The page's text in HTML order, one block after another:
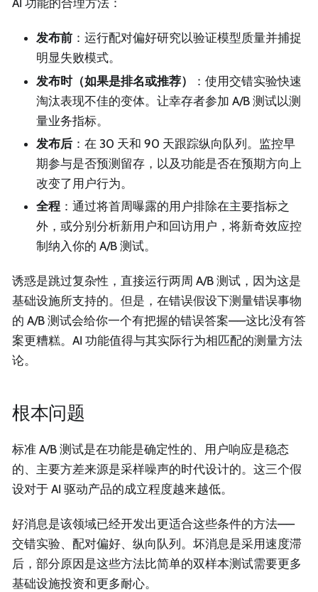
AI 功能的合理方法：
发布前 ：运行配对偏好研究以验证模型质量并捕捉
明显失败模式。
发布时（如果是排名或推荐）
：使用交错实验快速
淘汰表现不佳的变体。让幸存者参加 A/B 测试以测
量业务指标。
发布后 ：在 30 天和 90 天跟踪纵向队列。监控早
期参与是否预测留存，以及功能是否在预期方向上
改变了用户行为。
全程 ：通过将首周曝露的用户排除在主要指标之
外，或分别分析新用户和回访用户，将新奇效应控
制纳入你的 A/B 测试。
诱惑是跳过复杂性，直接运行两周 A/B 测试，因为这是
基础设施所支持的。但是，在错误假设下测量错误事物
的 A/B 测试会给你一个有把握的错误答案——这比没有答
案更糟糕。AI 功能值得与其实际行为相匹配的测量方法
论。
根本问题
标准 A/B 测试是在功能是确定性的、用户响应是稳态
的、主要方差来源是采样噪声的时代设计的。这三个假
设对于 AI 驱动产品的成立程度越来越低。
好消息是该领域已经开发出更适合这些条件的方法——
交错实验、配对偏好、纵向队列。坏消息是采用速度滞
后，部分原因是这些方法比简单的双样本测试需要更多
基础设施投资和更多耐心。